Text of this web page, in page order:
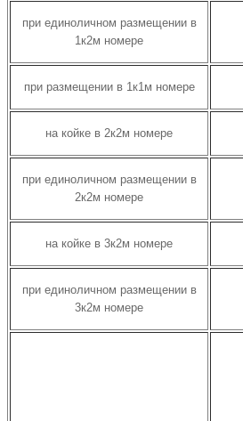
при единоличном размещении в
1к2м номере
при размещении в 1к1м номере
на койке в 2к2м номере
при единоличном размещении в
2к2м номере
на койке в 3к2м номере
при единоличном размещении в
3к2м номере